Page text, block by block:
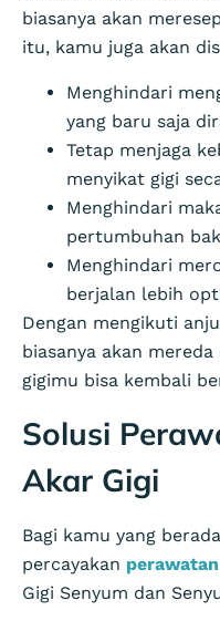
biasanya akan
itu, kamu juga akan
Menghindari
yang baru saja
Tetap menjaga
menyikat gigi
Menghindari
pertumbuhan
Menghindari
berjalan lebih
Dengan mengikuti
biasanya akan
gigimu bisa kembali
Solusi
Akar Gigi
Bagi kamu yang
percayakan
Gigi Senyum dan